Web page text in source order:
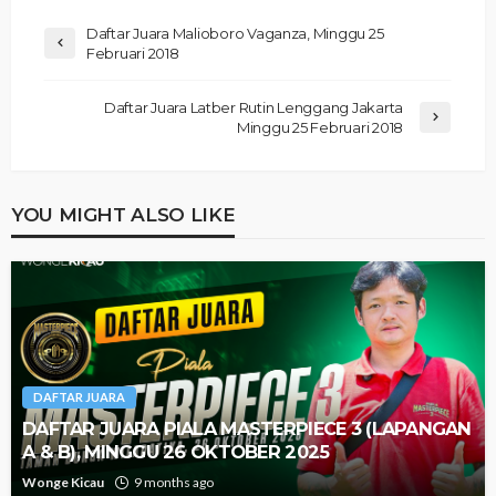
Daftar Juara Malioboro Vaganza, Minggu 25
Februari 2018
Daftar Juara Latber Rutin Lenggang Jakarta
Minggu 25 Februari 2018
YOU MIGHT ALSO LIKE
DAFTAR JUARA
DAFTAR JUARA PIALA MASTERPIECE 3 (LAPANGAN
A & B), MINGGU 26 OKTOBER 2025
Wonge Kicau 9 months ago